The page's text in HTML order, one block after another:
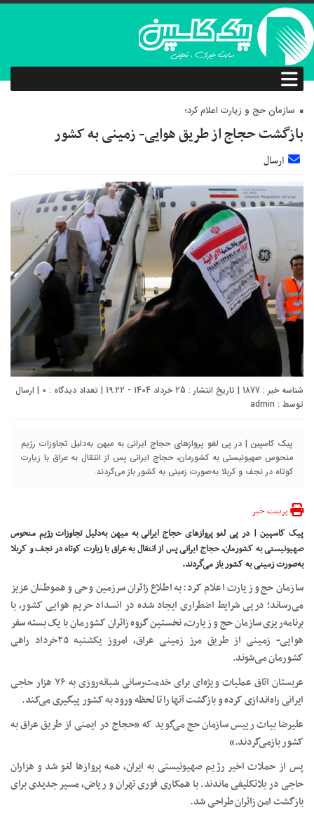
سازمان حج و زیارت اعلام کرد؛
بازگشت حجاج از طریق هوایی- زمینی به کشور
ارسال
شناسه خبر : 1877 | تاریخ انتشار : 25 خرداد 1404 - 19:22 | تعداد دیدگاه : 0 | ارسال
توسط : admin
پیک کاسپین | در پی لغو پرواز‌های حجاج ایرانی به میهن به‌دلیل تجاوزات رژیم
منحوس صهیونیستی به کشورمان، حجاج ایرانی پس از انتقال به عراق با زیارت
کوتاه در نجف و کربلا به‌صورت زمینی به کشور باز می‌گردند.
پرینت خبر
پیک کاسپین | در پی لغو پرواز‌های حجاج ایرانی به میهن به‌دلیل تجاوزات رژیم منحوس
صهیونیستی به کشورمان، حجاج ایرانی پس از انتقال به عراق با زیارت کوتاه در نجف و کربلا
به‌صورت زمینی به کشور باز می‌گردند.
سازمان حج و زیارت اعلام کرد: به اطلاع زائران سرزمین وحی و هموطنان عزیز
می‌رساند؛ درپی شرایط اضطراری ایجاد شده در انسداد حریم هوایی کشور، با
برنامه‌ریزی سازمان حج و زیارت، نخستین گروه زائران کشورمان با یک بسته سفر
هوایی- زمینی از طریق مرز زمینی عراق، امروز یکشنبه ۲۵خرداد راهی
کشورمان می‌شوند.
عربستان اتاق عملیات ویژه‌ای برای خدمت‌رسانی شبانه‌روزی به ۷۶ هزار حاجی
ایرانی راه‌اندازی کرده و بازگشت آنها را تا لحظه ورود به کشور پیگیری می‌کند.
علیرضا بیات رییس سازمان حج می‌گوید که «حجاج در ایمنی از طریق عراق به
کشور بازمی‌گردند.»
پس از حملات اخیر رژیم صهیونیستی به ایران، همه پرواز‌ها لغو شد و هزاران
حاجی در بلاتکلیفی ماندند. با همکاری فوری تهران و ریاض، مسیر جدیدی برای
بازگشت امن زائران طراحی شد.